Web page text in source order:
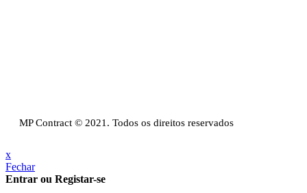
MP Contract © 2021. Todos os direitos reservados
x
Fechar
Entrar ou Registar-se